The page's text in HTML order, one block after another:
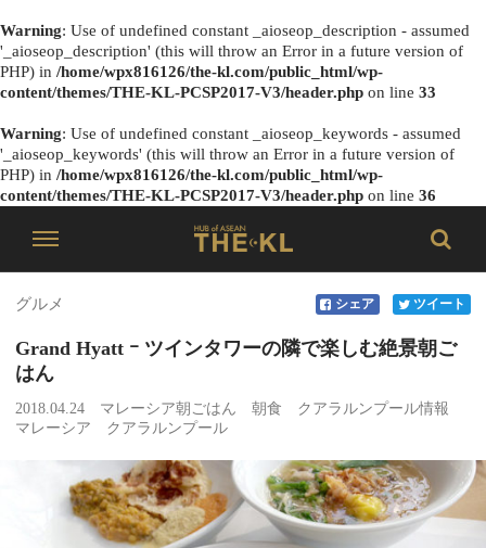
Warning: Use of undefined constant _aioseop_description - assumed
'_aioseop_description' (this will throw an Error in a future version of
PHP) in /home/wpx816126/the-kl.com/public_html/wp-
content/themes/THE-KL-PCSP2017-V3/header.php on line 33
Warning: Use of undefined constant _aioseop_keywords - assumed
'_aioseop_keywords' (this will throw an Error in a future version of
PHP) in /home/wpx816126/the-kl.com/public_html/wp-
content/themes/THE-KL-PCSP2017-V3/header.php on line 36
グルメ シェア ツイート
Grand Hyatt ｰ ツインタワーの隣で楽しむ絶景朝ご
はん
2018.04.24 マレーシア朝ごはん 朝食
クアラルンプール情報
マレーシア
クアラルンプール